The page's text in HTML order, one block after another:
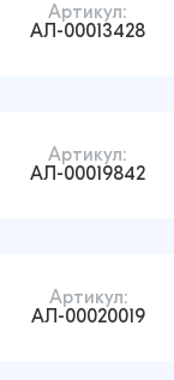
Артикул:
АЛ-00013428
Артикул:
АЛ-00019842
Артикул:
АЛ-00020019